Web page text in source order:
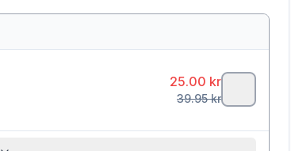
25.00 kr
39.95kr